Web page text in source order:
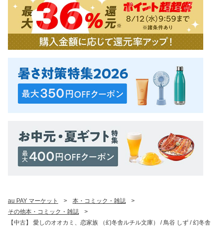
au PAY マーケット > 本・コミック・雑誌
>
その他本・コミック・雑誌
>
【中古】 愛しのオオカミ、恋家族 （幻冬舎ルチル文庫） / 鳥谷 しず / 幻冬舎